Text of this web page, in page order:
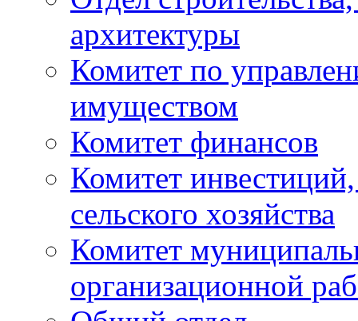
архитектуры
Комитет по
имуществом
Комитет финансов
Комитет
сельского хозяйства
Комитет
организационной